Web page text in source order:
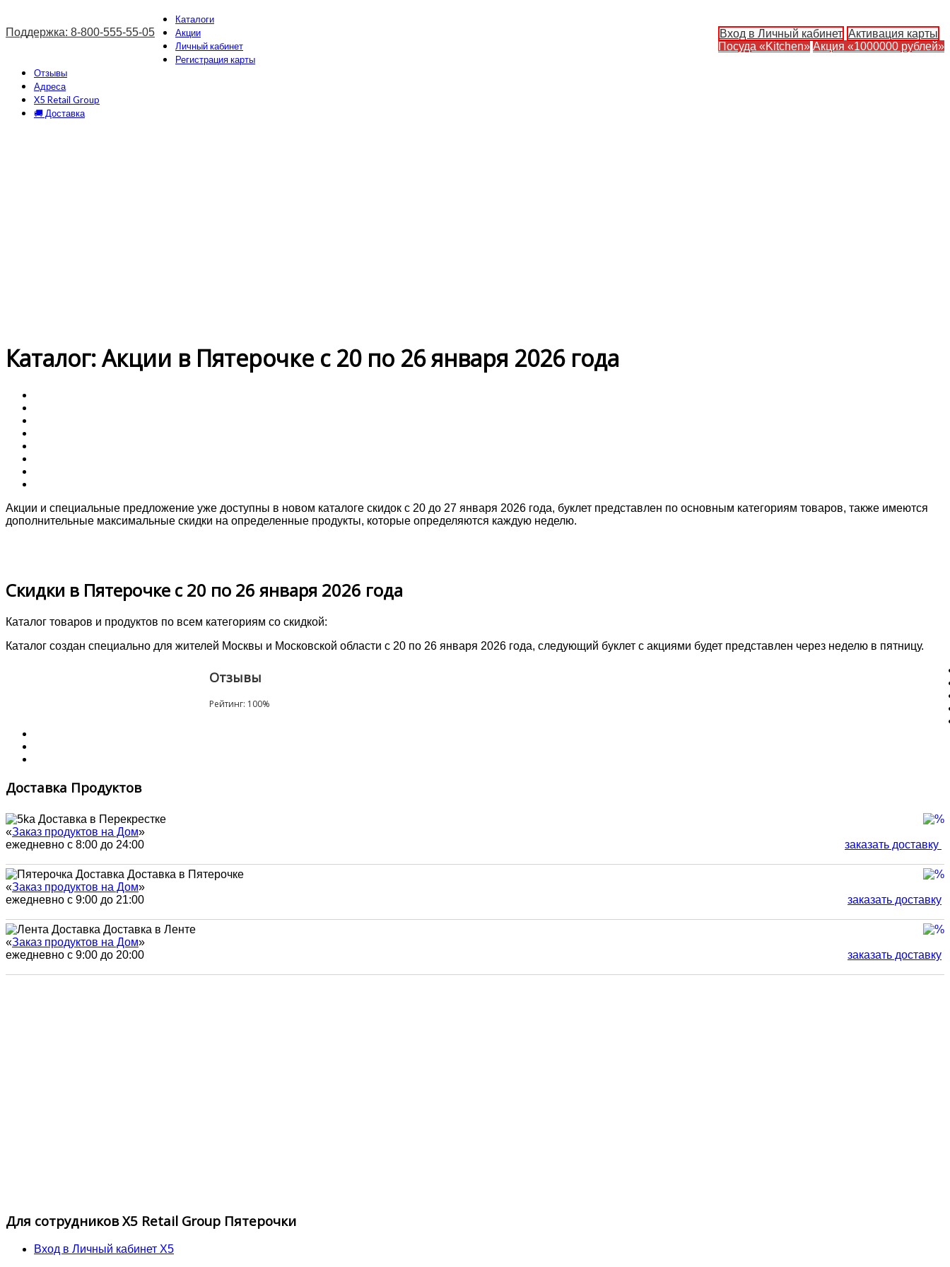
Поддержка: 8-800-555-55-05 Вход в Личный кабинет Активация карты
Посуда «Kitchen» Акция «1000000 рублей»
Каталоги
Акции
Личный кабинет
Регистрация карты
Отзывы
Адреса
X5 Retail Group
🚚 Доставка
Каталог: Акции в Пятерочке с 20 по 26 января 2026 года
Акции и специальные предложение уже доступны в новом каталоге скидок с 20 до 27 января 2026 года, буклет представлен по основным категориям товаров, также имеются
дополнительные максимальные скидки на определенные продукты, которые определяются каждую неделю.
Скидки в Пятерочке с 20 по 26 января 2026 года
Каталог товаров и продуктов по всем категориям со скидкой:
Каталог создан специально для жителей Москвы и Московской области с 20 по 26 января 2026 года, следующий буклет с акциями будет представлен через неделю в пятницу.
Отзывы
Рейтинг: 100%
Доставка Продуктов
Доставка в Перекрестке
«Заказ продуктов на Дом»
ежедневно с 8:00 до 24:00
заказать доставку
Доставка в Пятерочке
«Заказ продуктов на Дом»
ежедневно с 9:00 до 21:00
заказать доставку
Доставка в Ленте
«Заказ продуктов на Дом»
ежедневно с 9:00 до 20:00
заказать доставку
Для сотрудников X5 Retail Group Пятерочки
Вход в Личный кабинет X5